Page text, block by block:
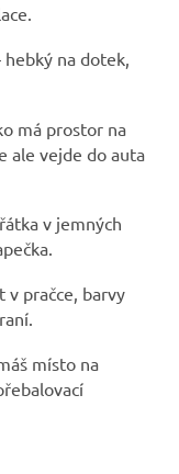
hebký na dotek,
má prostor na
ale vejde do auta
v jemných
v pračce, barvy
místo na